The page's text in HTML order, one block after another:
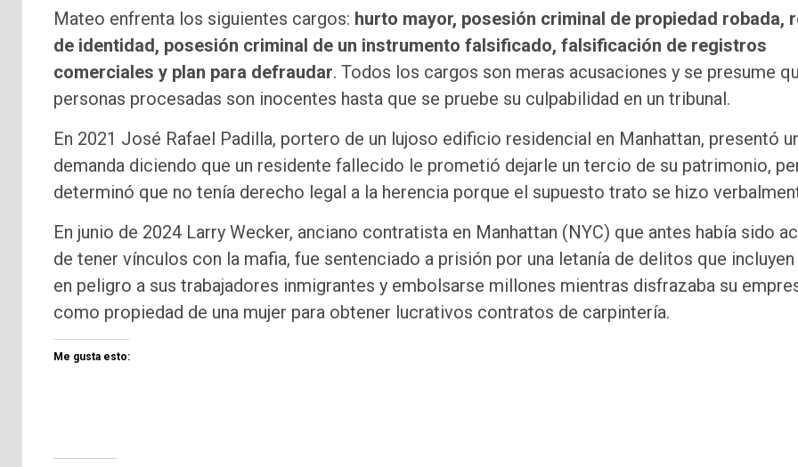
Mateo enfrenta los siguientes cargos: hurto mayor, posesión criminal de propiedad robada,
de identidad, posesión criminal de un instrumento falsificado, falsificación de registros
comerciales y plan para defraudar. Todos los cargos son meras acusaciones y se presume
personas procesadas son inocentes hasta que se pruebe su culpabilidad en un tribunal.
En 2021 José Rafael Padilla, portero de un lujoso edificio residencial en Manhattan, presentó
demanda diciendo que un residente fallecido le prometió dejarle un tercio de su patrimonio,
determinó que no tenía derecho legal a la herencia porque el supuesto trato se hizo
En junio de 2024 Larry Wecker, anciano contratista en Manhattan (NYC) que antes había sido
de tener vínculos con la mafia, fue sentenciado a prisión por una letanía de delitos que
en peligro a sus trabajadores inmigrantes y embolsarse millones mientras disfrazaba su
como propiedad de una mujer para obtener lucrativos contratos de carpintería.
Me gusta esto: